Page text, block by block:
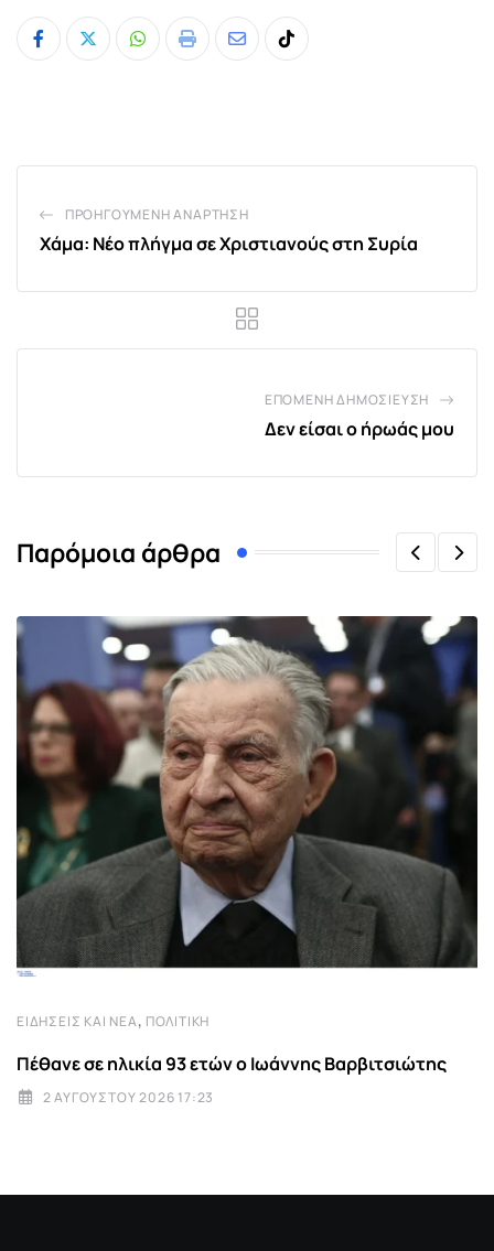
Whatsapp
Print
ShareTiktok
ΠΡΟΗΓΟΎΜΕΝΗ ΑΝΆΡΤΗΣΗ
Χάμα: Νέο πλήγμα σε Χριστιανούς στη Συρία
ΕΠΌΜΕΝΗ ΔΗΜΟΣΊΕΥΣΗ
Δεν είσαι ο ήρωάς μου
Παρόμοια άρθρα
ΕΙΔΉΣΕΙΣ ΚΑΙ ΝΈΑ, ΠΟΛΙΤΙΚΉ
Πέθανε σε ηλικία 93 ετών ο Ιωάννης Βαρβιτσιώτης
2 ΑΥΓΟΎΣΤΟΥ 2026 17:23